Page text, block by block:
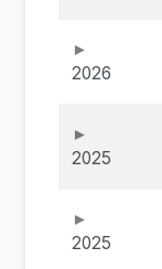
2026
2025
2025